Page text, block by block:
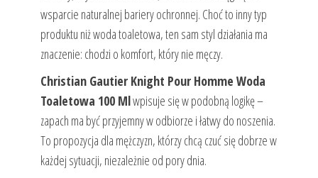
wsparcie naturalnej bariery ochronnej. Choć to inny typ
produktu niż woda toaletowa, ten sam styl działania ma
znaczenie: chodzi o komfort, który nie męczy.
Christian Gautier Knight Pour Homme Woda
Toaletowa 100 Mlwpisuje się w podobną logikę –
zapach ma być przyjemny w odbiorze i łatwy do noszenia.
To propozycja dla mężczyzn, którzy chcą czuć się dobrze w
każdej sytuacji, niezależnie od pory dnia.